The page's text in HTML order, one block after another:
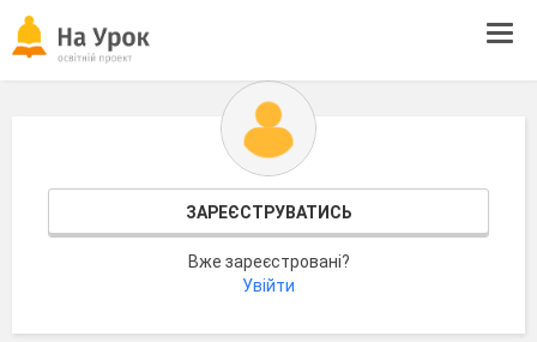
ЗАРЕЄСТРУВАТИСЬ
Вже зареєстровані?
Увійти